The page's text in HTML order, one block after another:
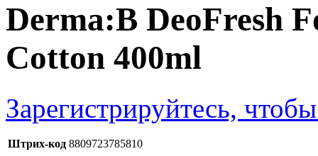
Derma:B DeoFresh
Cotton 400ml
Зарегистрируйтесь,
Штрих-код 8809723785810